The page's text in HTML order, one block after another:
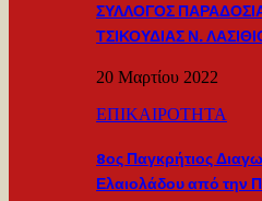
ΣΥΛΛΟΓΟΣ
ΤΣΙΚΟΥΔΙΑΣ Ν.
20 Μαρτίου 2022
ΕΠΙΚΑΙΡΟΤΗΤΑ
8ος Παγκρήτιος
Ελαιολάδου από την